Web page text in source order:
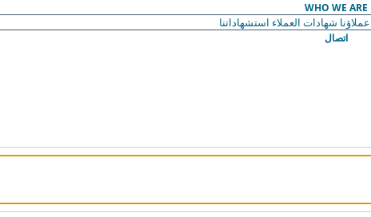
WHO WE ARE
عملاؤنا شهادات العملاء استشهاداتنا
اتصال